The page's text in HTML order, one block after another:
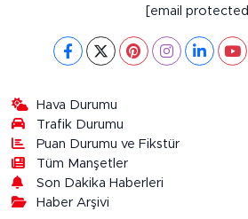
[email protected]
Hava Durumu
Trafik Durumu
Puan Durumu ve Fikstür
Tüm Manşetler
Son Dakika Haberleri
Haber Arşivi